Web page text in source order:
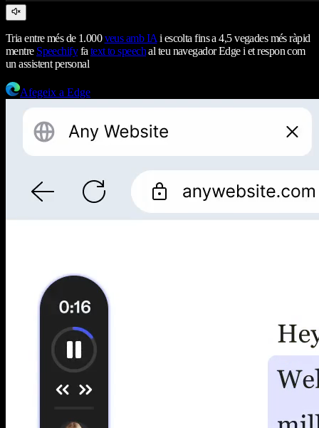
Tria entre més de 1.000veus amb IA i escolta fins a 4,5 vegades més ràpid
mentre Speechifyfa text to speechal teu navegador Edge i et respon com
un assistent personal
Afegeix a Edge